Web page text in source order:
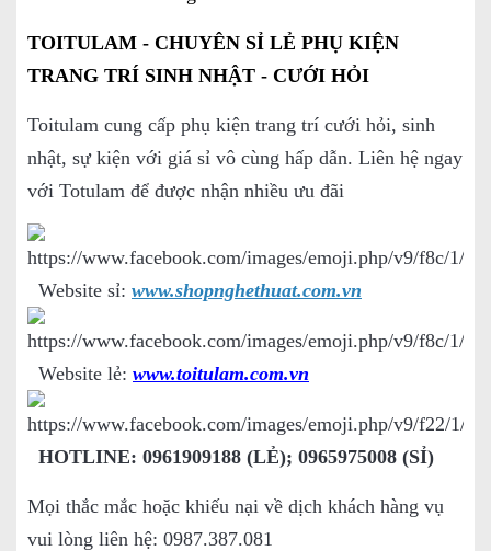
TOITULAM - CHUYÊN SỈ LẺ PHỤ KIỆN
TRANG TRÍ SINH NHẬT - CƯỚI HỎI
Toitulam cung cấp phụ kiện trang trí cưới hỏi, sinh
nhật, sự kiện với giá sỉ vô cùng hấp dẫn. Liên hệ ngay
với Totulam để được nhận nhiều ưu đãi
Website sỉ: www.shopnghethuat.com.vn
Website lẻ: www.toitulam.com.vn
HOTLINE: 0961909188 (LẺ); 0965975008 (SỈ)
Mọi thắc mắc hoặc khiếu nại về dịch khách hàng vụ
vui lòng liên hệ: 0987.387.081